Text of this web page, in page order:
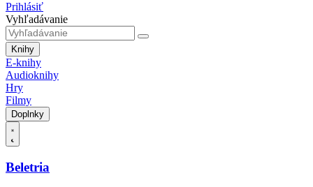
Prihlásiť
Vyhľadávanie
Knihy
E-knihy
Audioknihy
Hry
Filmy
Doplnky
Beletria